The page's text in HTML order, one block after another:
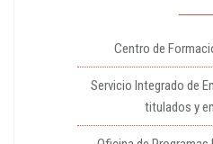
Centro de
Servicio Integrado de
titulados y